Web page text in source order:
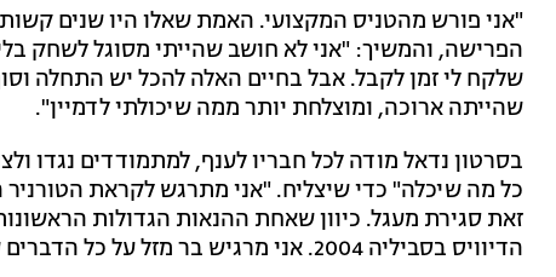
"אני פורש מהטניס המקצועי. האמת שאלו היו שנים
הפרישה, והמשיך: "אני לא חושב שהייתי מסוגל לשחק
שלקח לי זמן לקבל. אבל בחיים האלה להכל יש התחלה
שהייתה ארוכה, ומוצלחת יותר ממה שיכולתי לדמיין".
בסרטון נדאל מודה לכל חבריו לענף, למתמודדים נגדו
כל מה שיכלה" כדי שיצליח. "אני מתרגש לקראת הטורניר
זאת סגירת מעגל. כיוון שאחת ההנאות הגדולות
הדיוויס בסביליה 2004. אני מרגיש בר מזל על כל הדברים שחוויתי", אמר.